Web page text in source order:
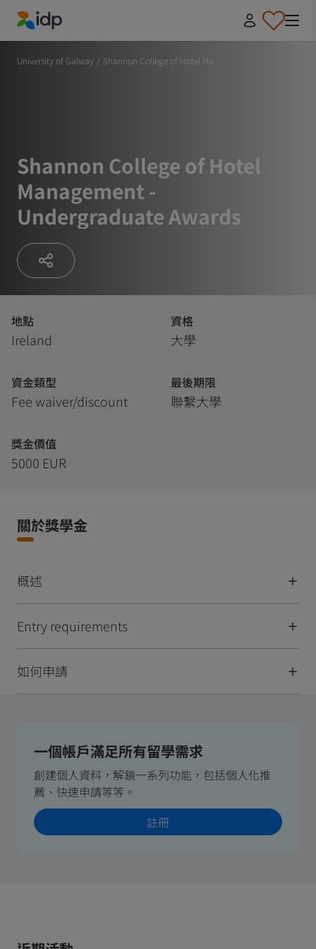
IDP Education
University of Galway / Shannon College of Hotel Ma...
Shannon College of Hotel
Management -
Undergraduate Awards
地點
Ireland
資格
大學
資金類型
Fee waiver/discount
最後期限
聯繫大學
獎金價值
5000 EUR
關於獎學金
概述
Entry requirements
如何申請
一個帳戶滿足所有留學需求
創建個人資料，解鎖一系列功能，包括個人化推
薦、快速申請等等。
註冊